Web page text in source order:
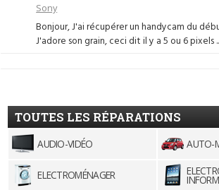
Sony
Bonjour, J'ai récupérer un handycam du
J'adore son grain, ceci dit il y a 5 ou 6 pixels
TOUTES LES RÉPARATIONS
AUDIO-VIDÉO AUTO-
ELECTROMÉNAGER